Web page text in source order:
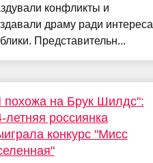
конфликты и
драму ради интереса
Представительн...
похожа на Брук Шилдс":
летняя россиянка
конкурс "Мисс